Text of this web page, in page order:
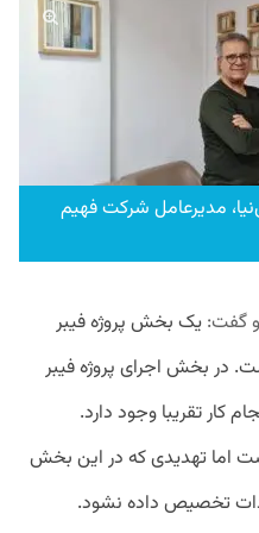
مدیرعامل شرکت فهیم
گفت: یک بخش پروژه فیبر
در بخش اجرای پروژه فیبر
کار تقریبا وجود دارد.
اما تهدیدی که در این بخش
تخصیص داده نشود.